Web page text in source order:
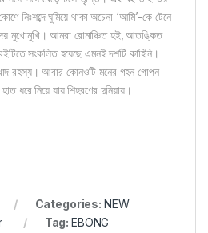
নিঃশব্দে ঘুমিয়ে থাকা অচেনা ‘আমি’-কে টেনে
মুখোমুখি। আমরা রোমাঞ্চিত হই‚ আতঙ্কিত
সংকলিত হয়েছে এমনই দশটি কাহিনি।
রহস্য। আবার কোনওটি মনের গহন গোপন
ধরে নিয়ে যায় শিহরণের দুনিয়ায়।
Categories: NEW
Tag: EBONG